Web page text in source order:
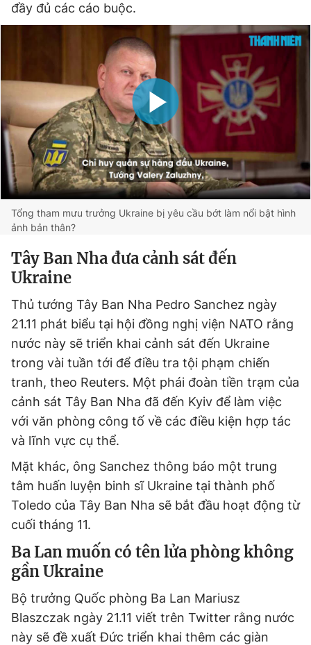
đầy đủ các cáo buộc.
Tổng tham mưu trưởng Ukraine bị yêu cầu bớt làm nổi bật hình
ảnh bản thân?
Tây Ban Nha đưa cảnh sát đến
Ukraine
Thủ tướng Tây Ban Nha Pedro Sanchez ngày
21.11 phát biểu tại hội đồng nghị viện NATO rằng
nước này sẽ triển khai cảnh sát đến Ukraine
trong vài tuần tới để điều tra tội phạm chiến
tranh, theo Reuters. Một phái đoàn tiền trạm của
cảnh sát Tây Ban Nha đã đến Kyiv để làm việc
với văn phòng công tố về các điều kiện hợp tác
và lĩnh vực cụ thể.
Mặt khác, ông Sanchez thông báo một trung
tâm huấn luyện binh sĩ Ukraine tại thành phố
Toledo của Tây Ban Nha sẽ bắt đầu hoạt động từ
cuối tháng 11.
Ba Lan muốn có tên lửa phòng không
gần Ukraine
Bộ trưởng Quốc phòng Ba Lan Mariusz
Blaszczak ngày 21.11 viết trên Twitter rằng nước
này sẽ đề xuất Đức triển khai thêm các giàn